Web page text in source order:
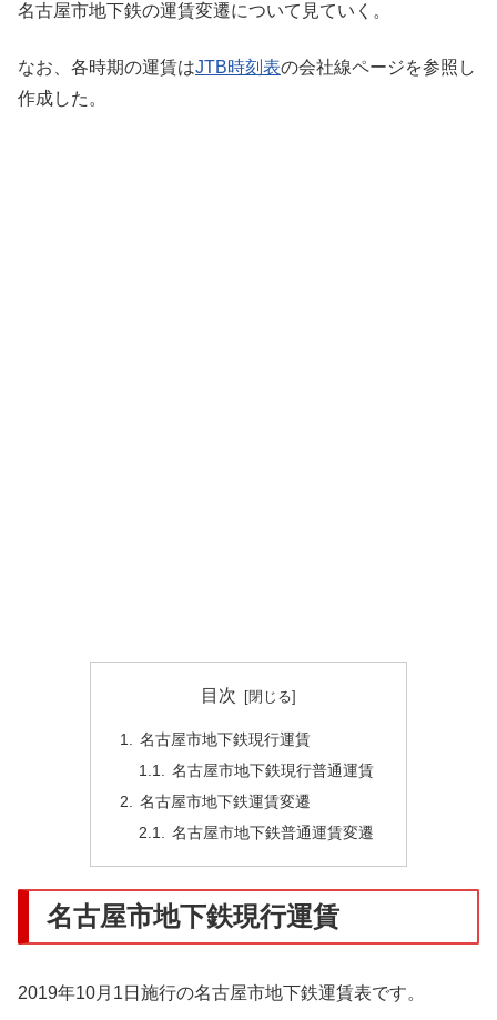
名古屋市地下鉄の運賃変遷について見ていく。
なお、各時期の運賃はJTB時刻表の会社線ページを参照し
作成した。
目次
名古屋市地下鉄現行運賃
名古屋市地下鉄現行普通運賃
名古屋市地下鉄運賃変遷
名古屋市地下鉄普通運賃変遷
名古屋市地下鉄現行運賃
2019年10月1日施行の名古屋市地下鉄運賃表です。